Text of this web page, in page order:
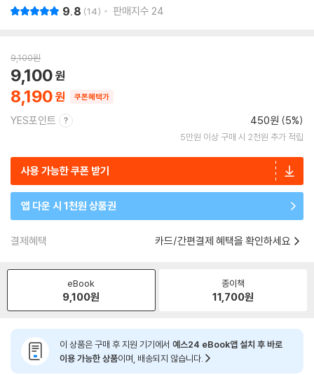
9.8 14 판매지수 24
9,100원
8,190
9,100
쿠폰혜택가
YES포인트 450원 (5%)
5만원 이상 구매 시 2천원 추가 적립
사용 가능한 쿠폰 받기
앱 다운 시 1천원 상품권
결제혜택 카드/간편결제 혜택을 확인하세요
eBook
9,100원
종이책
11,700원
이 상품은 구매 후 지원 기기에서 예스24 eBook앱 설치 후 바로
이용 가능한 상품이며, 배송되지 않습니다.